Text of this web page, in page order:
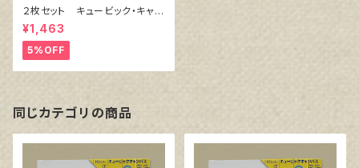
２枚セット キュービック・キャン
バス白（縦200㎜×横200㎜×厚
38㎜）
¥1,463
5%OFF
同じカテゴリの商品